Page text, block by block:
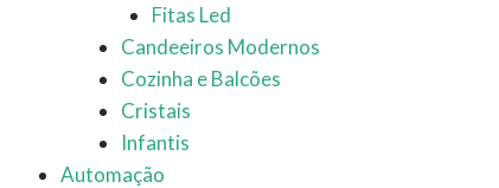
Fitas Led
Candeeiros Modernos
Cozinha e Balcões
Cristais
Infantis
Automação